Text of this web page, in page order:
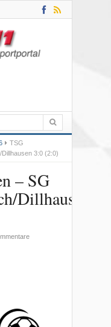
TSG
3:0 (2:0)
– SG
Dillhausen